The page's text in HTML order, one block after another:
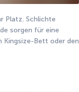
Platz. Schlichte
sorgen für eine
Kingsize-Bett oder den